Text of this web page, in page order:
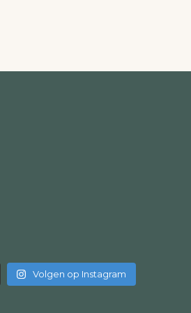
Volgen op Instagram